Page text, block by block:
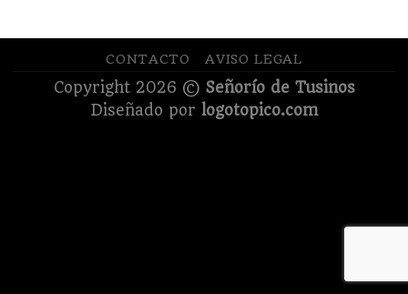
CONTACTO AVISO LEGAL
Copyright 2026 © Señorío de Tusinos
Diseñado por logotopico.com